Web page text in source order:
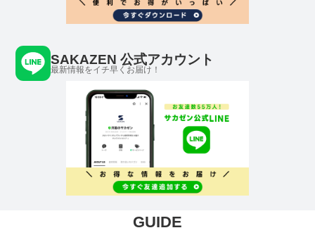
SAKAZEN 公式アカウント
最新情報をイチ早くお届け！